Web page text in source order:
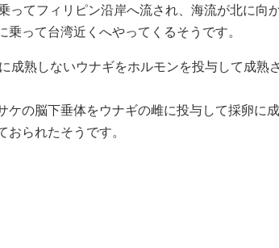
ってフィリピン沿岸へ流され、海流が北に向
って台湾近くへやってくるそうです。
成熟しないウナギをホルモンを投与して成熟
ケの脳下垂体をウナギの雌に投与して採卵に
られたそうです。